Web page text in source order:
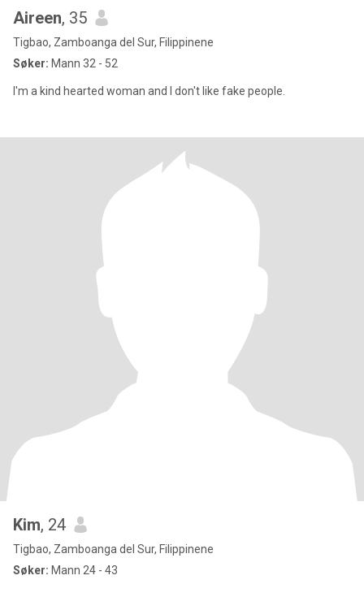
Aireen, 35
Tigbao, Zamboanga del Sur, Filippinene
Søker: Mann 32 - 52
I'm a kind hearted woman and I don't like fake people.
Kim, 24
Tigbao, Zamboanga del Sur, Filippinene
Søker: Mann 24 - 43